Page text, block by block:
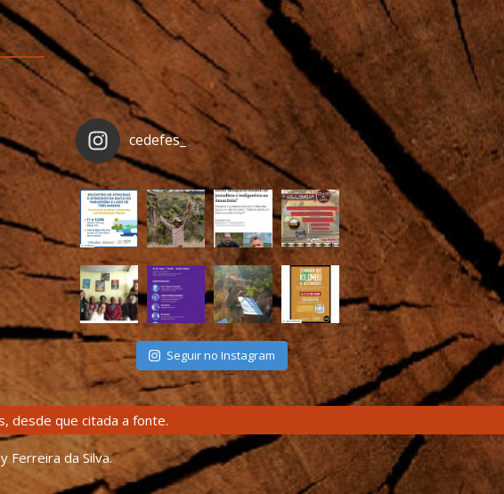
cedefes_
Seguir no Instagram
desde que citada a fonte.
Ferreira da Silva.